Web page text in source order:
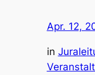
Apr. 12,
in